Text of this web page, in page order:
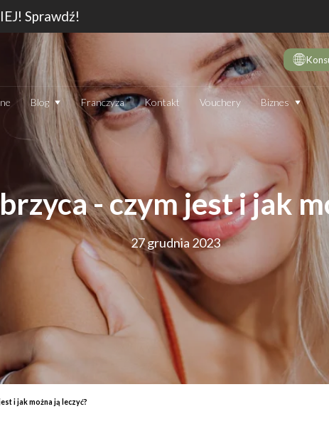
Sprawdź!
Blog
JAK DZIAŁA DEPILATOR IPL I CZY WARTO GO STOSOWAĆ
TECHNOLOGIA
Który laser do depilacji (profesjonalny) jest najskuteczniejszy?
Elektrostymulacja mięśni - efekty, które przekonają Cię do
Endermologia – przeciwwskazania, o których warto wiedzieć
Laser aleksandrytowy czy diodowy? Porównanie
Franczyza Kontakt Vouchery Biznes
- czym jest i jak
27 grudnia 2023
i jak można ją leczyć?